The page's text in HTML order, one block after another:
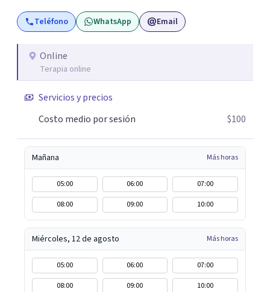
influir. Mi intención es ayudar para conseguir una mejora
global de tu sexualidad, considerando cada caso como
personal concreta. En especial mi ámbito de trabajo es la
disfunción eréctil, la eyaculación precoz y la falta de
es de enorme importancia tanto para el bienestar físico y
mental como a nivel personal para una buena
Teléfono WhatsApp Email
Online
Terapia online
Servicios y precios
Costo medio por sesión
$100
Mañana Más horas
05:00 06:00
07:00
08:00
09:00 10:00
Miércoles, 12 de agosto Más horas
05:00 06:00
07:00
08:00
09:00 10:00